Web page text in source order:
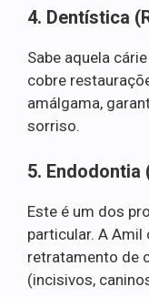
4. Dentística
Sabe aquela
cobre
amálgama,
sorriso.
5. Endodontia
Este é um dos
particular. A
retratamento de
(incisivos,